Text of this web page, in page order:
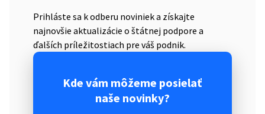
Prihláste sa k odberu noviniek a získajte
najnovšie aktualizácie o štátnej podpore a
ďalších príležitostiach pre váš podnik.
Kde vám môžeme posielať
naše novinky?